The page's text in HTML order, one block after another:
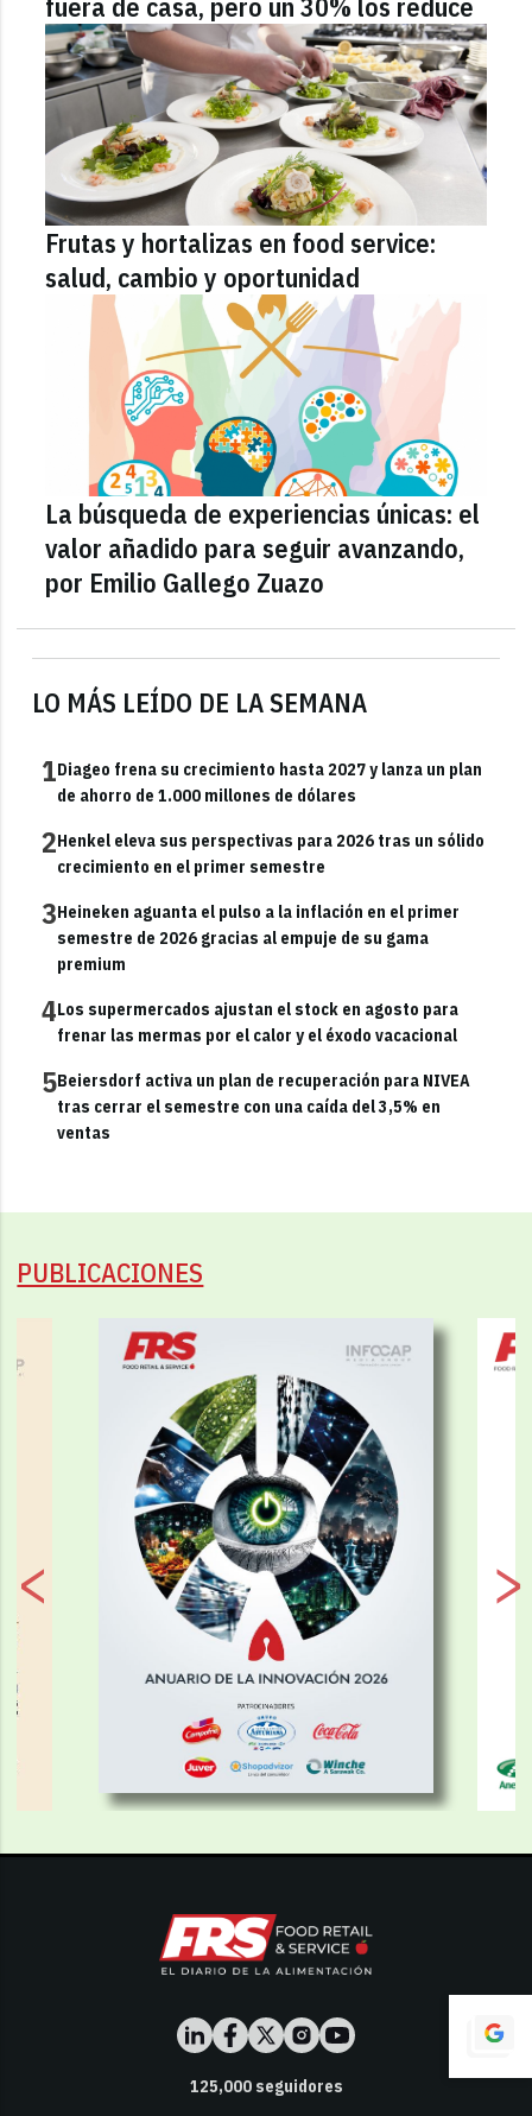
LO MÁS LEÍDO DE LA SEMANA
1Diageo frena su crecimiento hasta 2027 y lanza un plan
de ahorro de 1.000 millones de dólares
2Henkel eleva sus perspectivas para 2026 tras un sólido
crecimiento en el primer semestre
3Heineken aguanta el pulso a la inflación en el primer
semestre de 2026 gracias al empuje de su gama
premium
4Los supermercados ajustan el stock en agosto para
frenar las mermas por el calor y el éxodo vacacional
5Beiersdorf activa un plan de recuperación para NIVEA
tras cerrar el semestre con una caída del 3,5% en
ventas
Frutas y hortalizas en food service:
salud, cambio y oportunidad
La búsqueda de experiencias únicas: el
valor añadido para seguir avanzando,
por Emilio Gallego Zuazo
PUBLICACIONES
125,000seguidores